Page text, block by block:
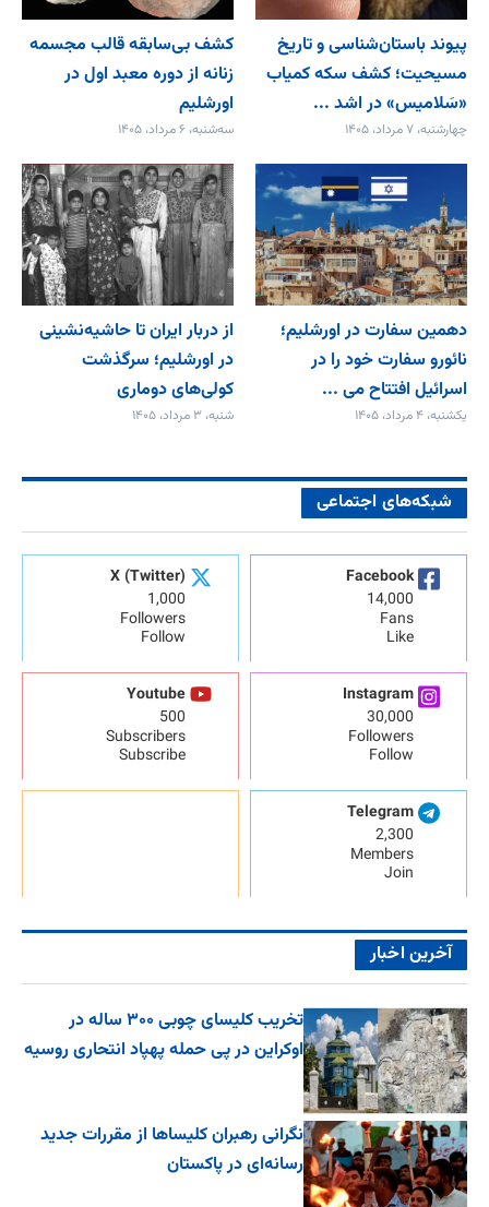
پیوند باستان‌شناسی و تاریخ
مسیحیت؛ کشف سکه کمیاب
«سَلامیس» در اشد ...
چهارشنبه، ۷ مرداد، ۱۴۰۵
کشف بی‌سابقه قالب مجسمه
زنانه از دوره معبد اول در
اورشلیم
سه‌شنبه، ۶ مرداد، ۱۴۰۵
دهمین سفارت در اورشلیم؛
نائورو سفارت خود را در
اسرائیل افتتاح می‌ ...
یکشنبه، ۴ مرداد، ۱۴۰۵
از دربار ایران تا حاشیه‌نشینی
در اورشلیم؛ سرگذشت
کولی‌های دوماری
شنبه، ۳ مرداد، ۱۴۰۵
شبکه‌های اجتماعی
Facebook
14,000
Fans
Like
X (Twitter)
1,000
Followers
Follow
Instagram
30,000
Followers
Follow
Youtube
500
Subscribers
Subscribe
Telegram
2,300
Members
Join
آخرین اخبار
تخریب کلیسای چوبی ۳۰۰ ساله در
اوکراین در پی حمله پهپاد انتحاری روسیه
نگرانی رهبران کلیساها از مقررات جدید
رسانه‌ای در پاکستان